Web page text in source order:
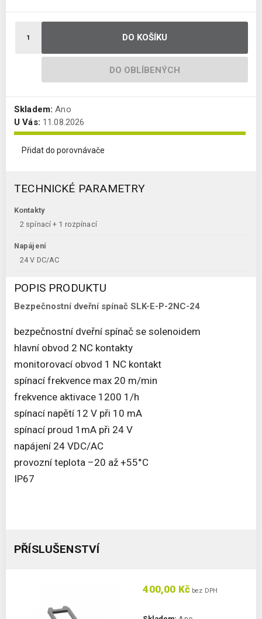
DO KOŠÍKU
DO OBLÍBENÝCH
Skladem: Ano
U Vás: 11.08.2026
Přidat do porovnávače
TECHNICKÉ PARAMETRY
Kontakty
2 spínací + 1 rozpínací
Napájení
24 V DC/AC
POPIS PRODUKTU
Bezpečnostní dveřní spínač SLK-E-P-2NC-24
bezpečnostní dveřní spínač se solenoidem
hlavní obvod 2 NC kontakty
monitorovací obvod 1 NC kontakt
spínací frekvence max 20 m/min
frekvence aktivace 1200 1/h
spínací napětí 12 V při 10 mA
spínací proud 1mA při 24 V
napájení 24 VDC/AC
provozní teplota –20 až +55°C
IP67
PŘÍSLUŠENSTVÍ
400,00 Kč bez DPH